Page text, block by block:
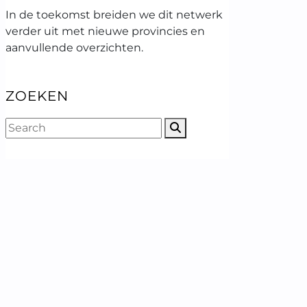
In de toekomst breiden we dit netwerk
verder uit met nieuwe provincies en
aanvullende overzichten.
ZOEKEN